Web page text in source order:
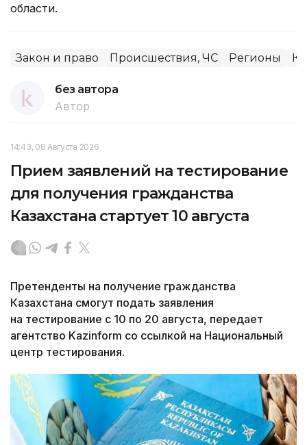
области.
Закон и право Происшествия, ЧС Регионы
без автора
Автор
14:43, 08 Августа 2026
Прием заявлений на тестирование
для получения гражданства
Казахстана стартует 10 августа
Претенденты на получение гражданства
Казахстана смогут подать заявления
на тестирование с 10 по 20 августа, передает
агентство Kazinform со ссылкой на Национальный
центр тестирования.